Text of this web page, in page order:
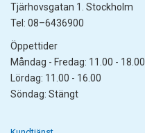
Tjärhovsgatan 1. Stockholm
Tel: 08–6436900
Öppettider
Måndag - Fredag: 11.00 - 18.00
Lördag: 11.00 - 16.00
Söndag: Stängt